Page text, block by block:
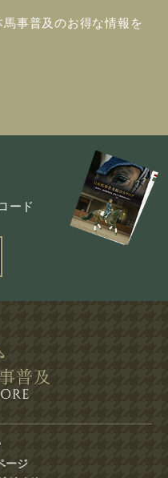
事普及のお得な情報を
ード
ージ